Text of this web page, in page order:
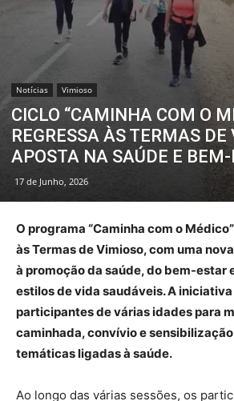
Notícias Vimioso
CICLO “CAMINHA COM O
REGRESSA ÀS TERMAS DE
APOSTA NA SAÚDE E BEM-
17 de Junho, 2026
O programa “Caminha com o
às Termas de Vimioso, com uma
à promoção da saúde, do bem-estar
estilos de vida saudáveis. A
participantes de várias idades para
caminhada, convívio e
temáticas ligadas à saúde.
Ao longo das várias sessões, os